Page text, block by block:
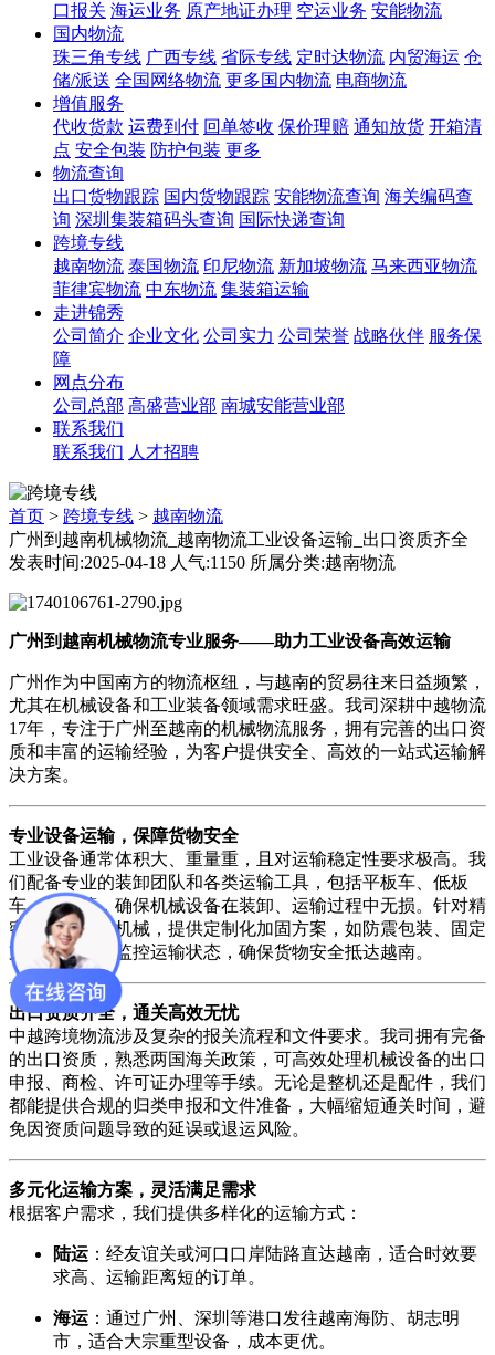
口报关 海运业务 原产地证办理 空运业务 安能物流
国内物流
珠三角专线 广西专线 省际专线 定时达物流 内贸海运 仓
储/派送 全国网络物流 更多国内物流 电商物流
增值服务
代收货款 运费到付 回单签收 保价理赔 通知放货 开箱清
点 安全包装 防护包装 更多
物流查询
出口货物跟踪 国内货物跟踪 安能物流查询 海关编码查
询 深圳集装箱码头查询 国际快递查询
跨境专线
越南物流 泰国物流 印尼物流 新加坡物流 马来西亚物流
菲律宾物流 中东物流 集装箱运输
走进锦秀
公司简介 企业文化 公司实力 公司荣誉 战略伙伴 服务保
障
网点分布
公司总部 高盛营业部 南城安能营业部
联系我们
联系我们 人才招聘
首页 > 跨境专线 > 越南物流
广州到越南机械物流_越南物流工业设备运输_出口资质齐全
发表时间:2025-04-18 人气:1150 所属分类:越南物流
广州到越南机械物流专业服务——助力工业设备高效运输
广州作为中国南方的物流枢纽，与越南的贸易往来日益频繁，
尤其在机械设备和工业装备领域需求旺盛。我司深耕中越物流
17年，专注于广州至越南的机械物流服务，拥有完善的出口资
质和丰富的运输经验，为客户提供安全、高效的一站式运输解
决方案。
专业设备运输，保障货物安全
工业设备通常体积大、重量重，且对运输稳定性要求极高。我
们配备专业的装卸团队和各类运输工具，包括平板车、低板
车、吊车等，确保机械设备在装卸、运输过程中无损。针对精
密仪器或重型机械，提供定制化加固方案，如防震包装、固定
支架等，全程监控运输状态，确保货物安全抵达越南。
出口资质齐全，通关高效无忧
中越跨境物流涉及复杂的报关流程和文件要求。我司拥有完备
的出口资质，熟悉两国海关政策，可高效处理机械设备的出口
申报、商检、许可证办理等手续。无论是整机还是配件，我们
都能提供合规的归类申报和文件准备，大幅缩短通关时间，避
免因资质问题导致的延误或退运风险。
多元化运输方案，灵活满足需求
根据客户需求，我们提供多样化的运输方式：
陆运 ：经友谊关或河口口岸陆路直达越南，适合时效要
求高、运输距离短的订单。
海运 ：通过广州、深圳等港口发往越南海防、胡志明
市，适合大宗重型设备，成本更优。